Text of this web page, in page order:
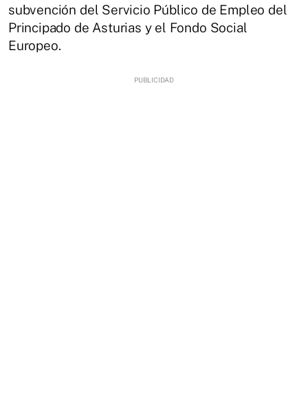
subvención del Servicio Público de Empleo del
Principado de Asturias y el Fondo Social
Europeo.